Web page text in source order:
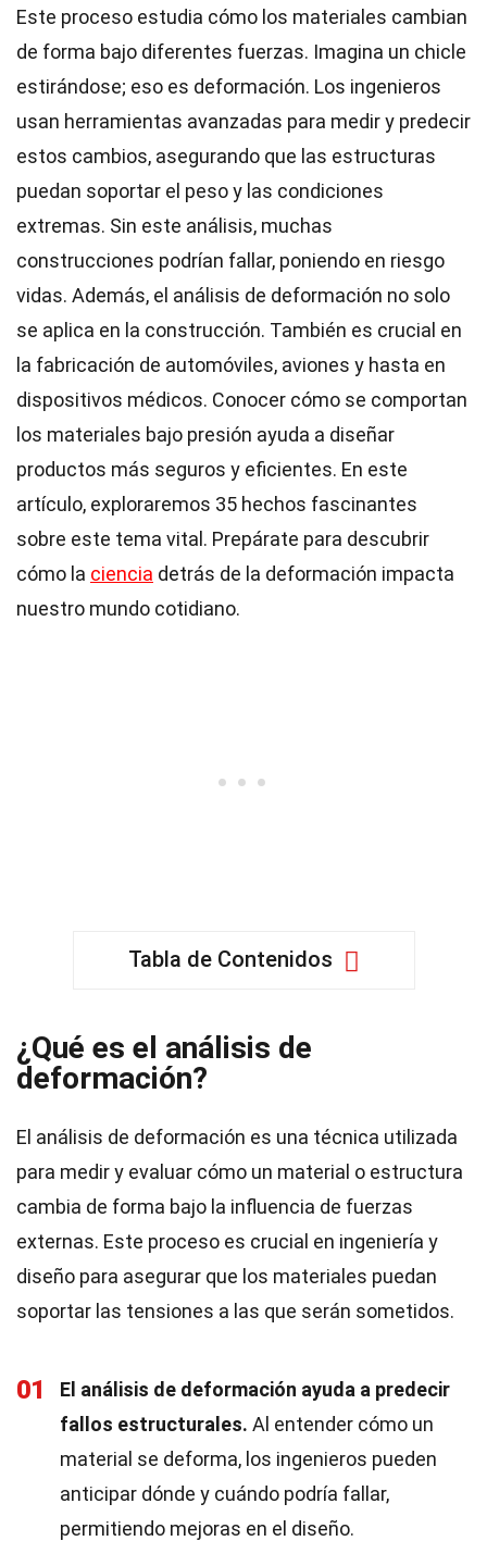
Este proceso estudia cómo los materiales cambian
de forma bajo diferentes fuerzas. Imagina un chicle
estirándose; eso es deformación. Los ingenieros
usan herramientas avanzadas para medir y predecir
estos cambios, asegurando que las estructuras
puedan soportar el peso y las condiciones
extremas. Sin este análisis, muchas
construcciones podrían fallar, poniendo en riesgo
vidas. Además, el análisis de deformación no solo
se aplica en la construcción. También es crucial en
la fabricación de automóviles, aviones y hasta en
dispositivos médicos. Conocer cómo se comportan
los materiales bajo presión ayuda a diseñar
productos más seguros y eficientes. En este
artículo, exploraremos 35 hechos fascinantes
sobre este tema vital. Prepárate para descubrir
cómo la ciencia detrás de la deformación impacta
nuestro mundo cotidiano.
Tabla de Contenidos
¿Qué es el análisis de
deformación?
El análisis de deformación es una técnica utilizada
para medir y evaluar cómo un material o estructura
cambia de forma bajo la influencia de fuerzas
externas. Este proceso es crucial en ingeniería y
diseño para asegurar que los materiales puedan
soportar las tensiones a las que serán sometidos.
01
El análisis de deformación ayuda a predecir
fallos estructurales. Al entender cómo un
material se deforma, los ingenieros pueden
anticipar dónde y cuándo podría fallar,
permitiendo mejoras en el diseño.